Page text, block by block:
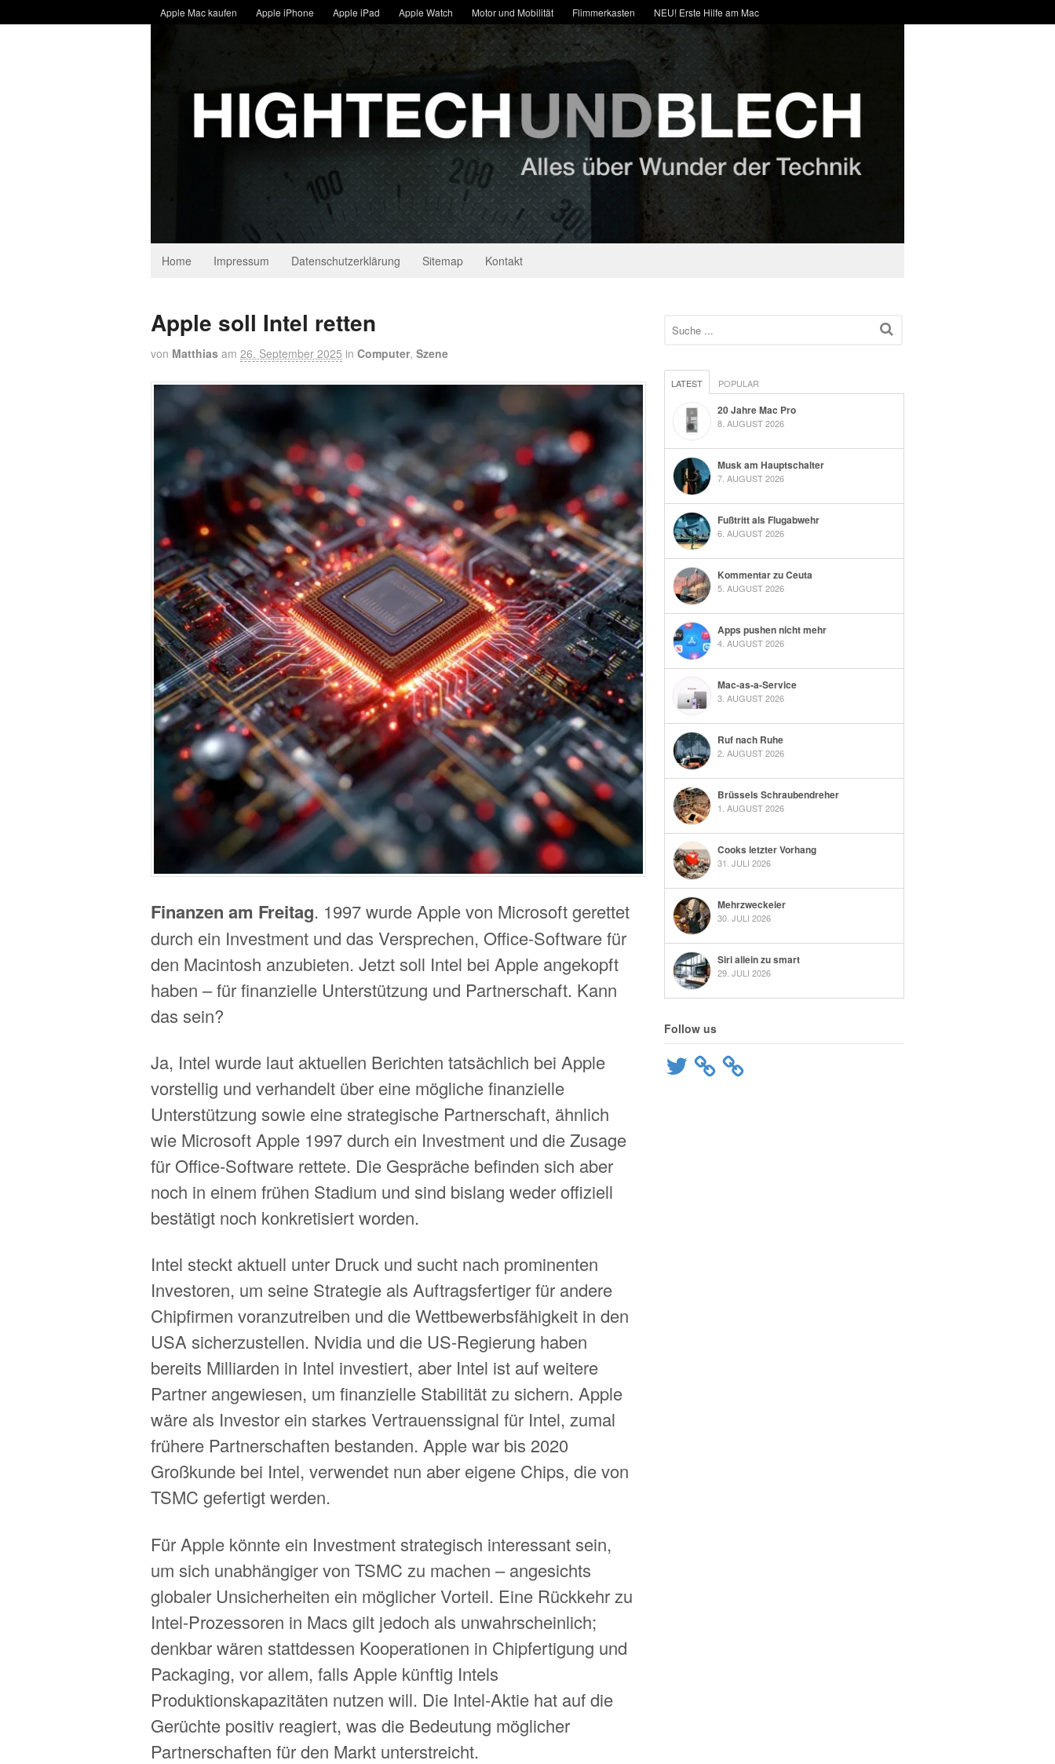
Apple Mac kaufen Apple iPhone Apple iPad Apple Watch Motor und Mobilität Flimmerkasten NEU! Erste Hilfe am Mac
Home Impressum Datenschutzerklärung Sitemap Kontakt
Apple soll Intel retten
von Matthias am 26. September 2025 in Computer, Szene
Finanzen am Freitag. 1997 wurde Apple von Microsoft gerettet
durch ein Investment und das Versprechen, Office-Software für
den Macintosh anzubieten. Jetzt soll Intel bei Apple angekopft
haben – für finanzielle Unterstützung und Partnerschaft. Kann
das sein?
Ja, Intel wurde laut aktuellen Berichten tatsächlich bei Apple
vorstellig und verhandelt über eine mögliche finanzielle
Unterstützung sowie eine strategische Partnerschaft, ähnlich
wie Microsoft Apple 1997 durch ein Investment und die Zusage
für Office-Software rettete. Die Gespräche befinden sich aber
noch in einem frühen Stadium und sind bislang weder offiziell
bestätigt noch konkretisiert worden.
Intel steckt aktuell unter Druck und sucht nach prominenten
Investoren, um seine Strategie als Auftragsfertiger für andere
Chipfirmen voranzutreiben und die Wettbewerbsfähigkeit in den
USA sicherzustellen. Nvidia und die US-Regierung haben
bereits Milliarden in Intel investiert, aber Intel ist auf weitere
Partner angewiesen, um finanzielle Stabilität zu sichern. Apple
wäre als Investor ein starkes Vertrauenssignal für Intel, zumal
frühere Partnerschaften bestanden. Apple war bis 2020
Großkunde bei Intel, verwendet nun aber eigene Chips, die von
TSMC gefertigt werden.
Für Apple könnte ein Investment strategisch interessant sein,
um sich unabhängiger von TSMC zu machen – angesichts
globaler Unsicherheiten ein möglicher Vorteil. Eine Rückkehr zu
Intel-Prozessoren in Macs gilt jedoch als unwahrscheinlich;
denkbar wären stattdessen Kooperationen in Chipfertigung und
Packaging, vor allem, falls Apple künftig Intels
Produktionskapazitäten nutzen will. Die Intel-Aktie hat auf die
Gerüchte positiv reagiert, was die Bedeutung möglicher
Partnerschaften für den Markt unterstreicht.
LATEST POPULAR
20 Jahre Mac Pro
8. AUGUST 2026
Musk am Hauptschalter
7. AUGUST 2026
Fußtritt als Flugabwehr
6. AUGUST 2026
Kommentar zu Ceuta
5. AUGUST 2026
Apps pushen nicht mehr
4. AUGUST 2026
Mac-as-a-Service
3. AUGUST 2026
Ruf nach Ruhe
2. AUGUST 2026
Brüssels Schraubendreher
1. AUGUST 2026
Cooks letzter Vorhang
31. JULI 2026
Mehrzweckeier
30. JULI 2026
Siri allein zu smart
29. JULI 2026
Follow us
Twitter